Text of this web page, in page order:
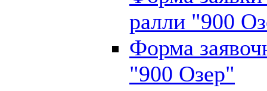
ралли "900
Форма
"900 Озер"